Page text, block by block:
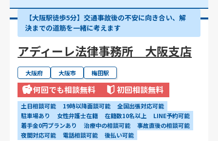
【大阪駅徒歩5分】交通事故後の不安に向き合い、解
決までの道筋を一緒に考えます
アディーレ法律事務所 大阪支店
大阪府 大阪市 梅田駅
何回でも相談無料 初回相談無料
土日相談可能 19時以降面談可能
全国出張対応可能
駐車場あり
女性弁護士在籍 在籍数10名以上
LINE予約可能
着手金0円プランあり
治療中の相談可能
事故直後の相談可能
夜間対応可能
電話相談可能 後払い可能